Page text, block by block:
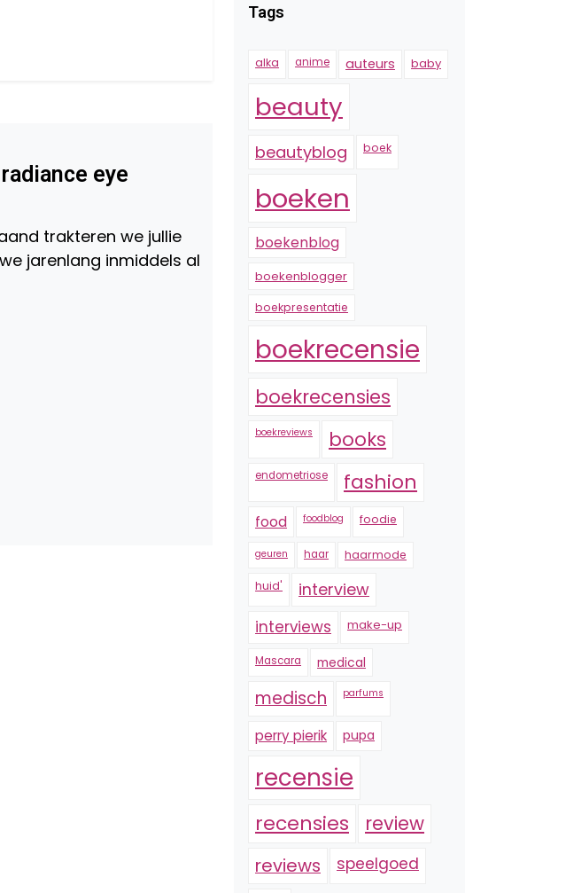
eye
trakteren we jullie
jarenlang inmiddels al
Tags
alka anime auteurs baby
beauty
beautyblog boek
boeken
boekenblog
boekenblogger
boekpresentatie
boekrecensie
boekrecensies
boekreviews books
endometriose fashion
food foodblog foodie
geuren haar haarmode
huid' interview
interviews make-up
Mascara medical
medisch parfums
perry pierik pupa
recensie
recensies review
reviews speelgoed